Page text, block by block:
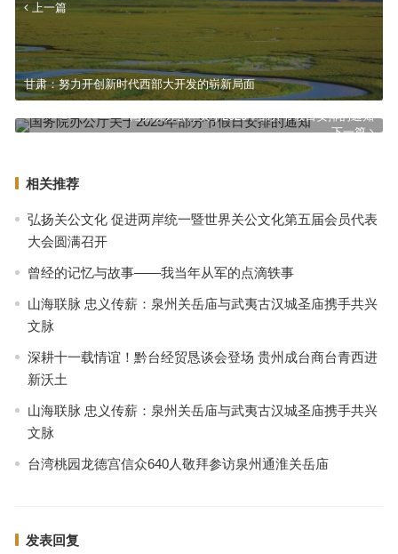
上一篇
甘肃：努力开创新时代西部大开发的崭新局面
下一篇
国务院办公厅关于2025年部分节假日安排的通知
相关推荐
弘扬关公文化 促进两岸统一暨世界关公文化第五届会员代表
大会圆满召开
曾经的记忆与故事——我当年从军的点滴轶事
山海联脉 忠义传薪：泉州关岳庙与武夷古汉城圣庙携手共兴
文脉
深耕十一载情谊！黔台经贸恳谈会登场 贵州成台商台青西进
新沃土
山海联脉 忠义传薪：泉州关岳庙与武夷古汉城圣庙携手共兴
文脉
台湾桃园龙德宫信众640人敬拜参访泉州通淮关岳庙
发表回复